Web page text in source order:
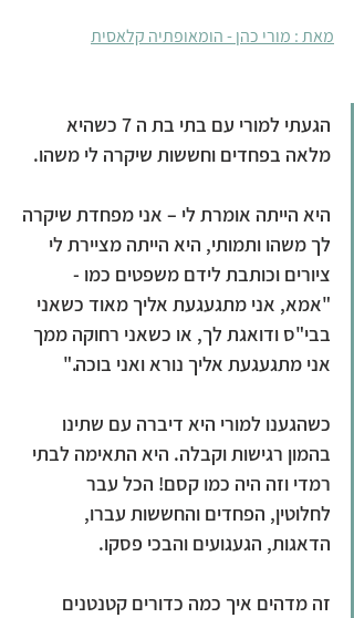
מאת : מורי כהן - הומאופתיה קלאסית
הגעתי למורי עם בתי בת ה 7 כשהיא
מלאה בפחדים וחששות שיקרה לי משהו.
היא הייתה אומרת לי – אני מפחדת שיקרה
לך משהו ותמותי, היא הייתה מציירת לי
ציורים וכותבת לידם משפטים כמו -
"אמא, אני מתגעגעת אליך מאוד כשאני
בבי"ס ודואגת לך, או כשאני רחוקה ממך
אני מתגעגעת אליך נורא ואני בוכה."
כשהגענו למורי היא דיברה עם שתינו
בהמון רגישות וקבלה. היא התאימה לבתי
רמדי וזה היה כמו קסם! הכל עבר
לחלוטין, הפחדים והחששות עברו,
הדאגות, הגעגועים והבכי פסקו.
זה מדהים איך כמה כדורים קטנטנים